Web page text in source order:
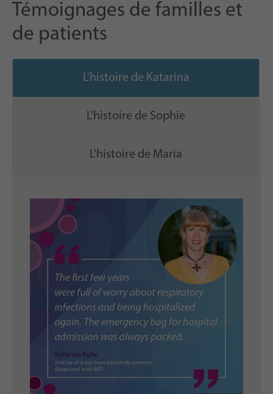
Témoignages de familles et
de patients
L'histoire de Katarina
L'histoire de Sophie
L'histoire de Maria